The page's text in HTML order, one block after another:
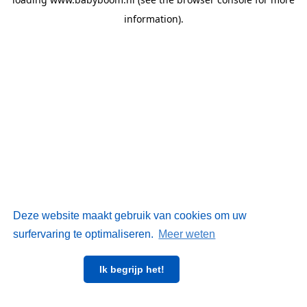
Deze website maakt gebruik van cookies om uw
surfervaring te optimaliseren. Meer weten
Ik begrijp het!
information).